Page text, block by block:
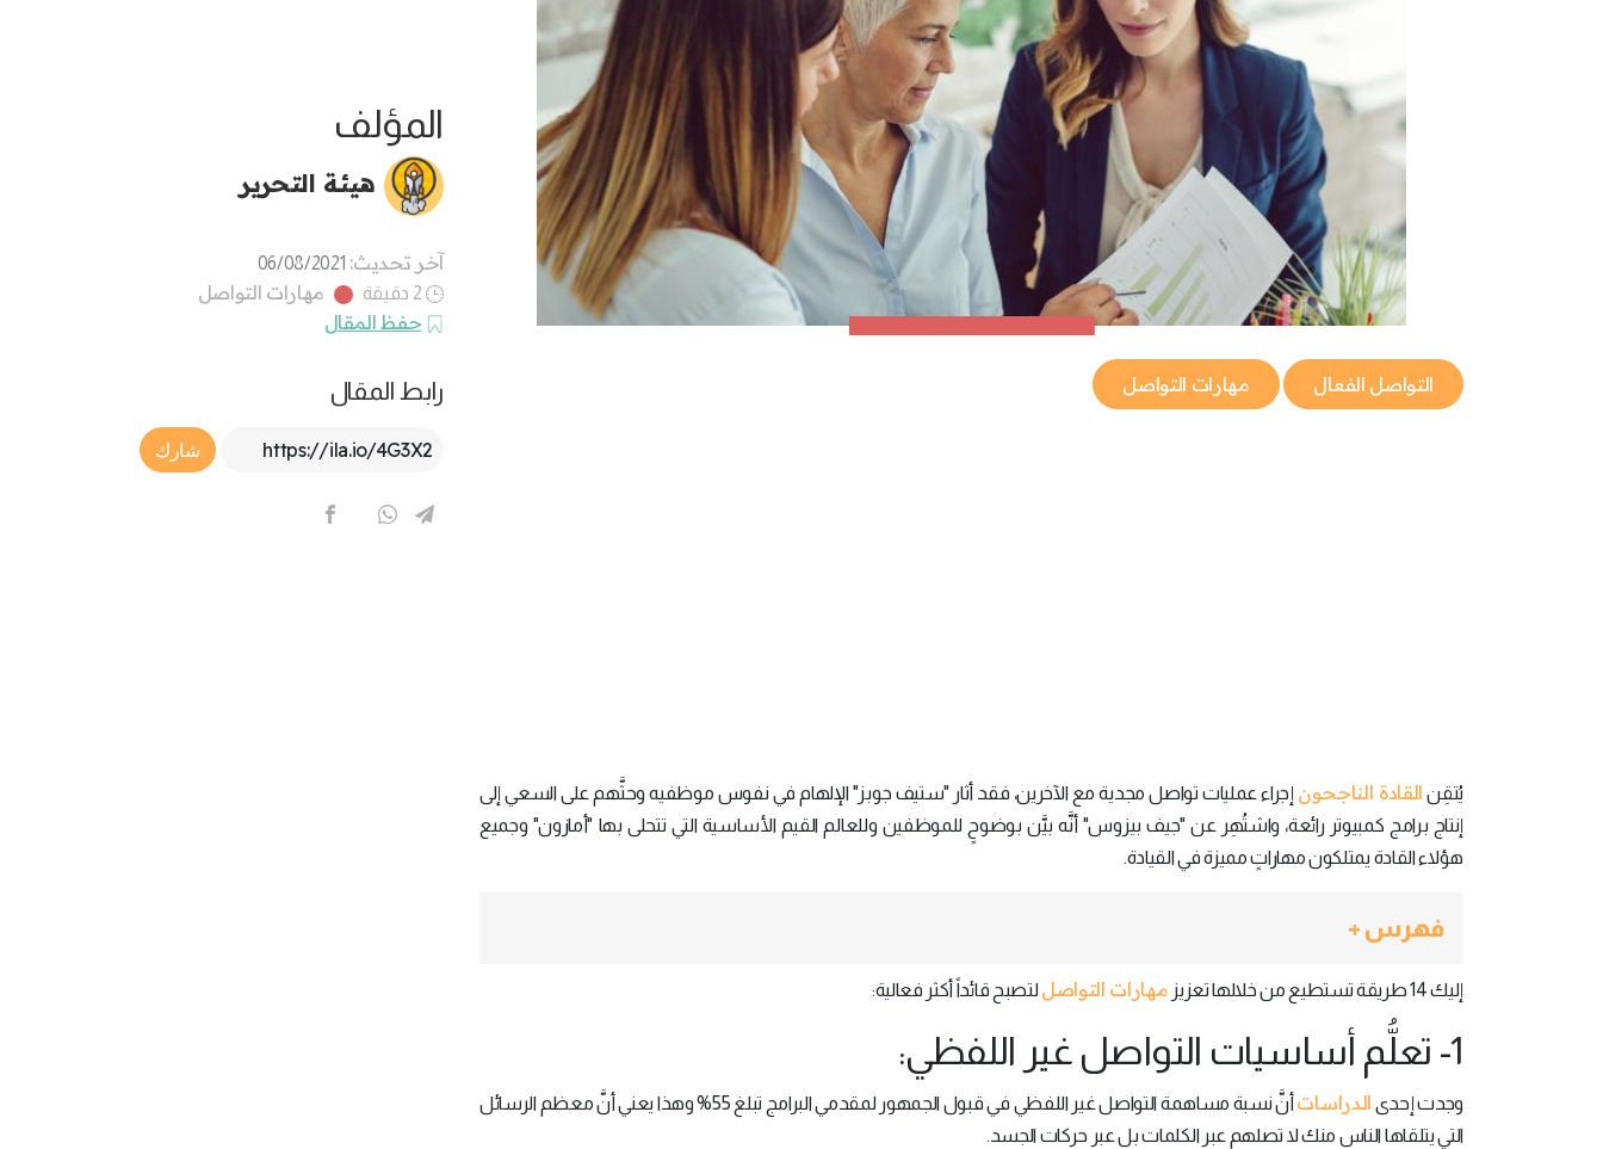
التواصل الفعال مهارات التواصل
يُتقِن القادة الناجحون إجراء عمليات تواصل مجدية مع الآخرين، فقد أثار "ستيف جوبز" الإلهام في نفوس موظفيه وحثَّهم على السعي إلى
إنتاج برامج كمبيوتر رائعة، واشتُهِر عن "جيف بيزوس" أنَّه بيَّن بوضوحٍ للموظفين وللعالم القيم الأساسية التي تتحلى بها "أمازون" وجميع
هؤلاء القادة يمتلكون مهاراتٍ مميزة في القيادة.
المؤلف
هيئة التحرير
آخر تحديث: 06/08/2021
2 دقيقة
مهارات التواصل
حفظ المقال
رابط المقال
Article Link
شارك
فهرس +
إليك 14 طريقة تستطيع من خلالها تعزيز مهارات التواصل لتصبح قائداً أكثر فعالية:
1- تعلُّم أساسيات التواصل غير اللفظي:
وجدت إحدى الدراسات
أنَّ نسبة مساهمة التواصل غير اللفظي في قبول الجمهور لمقدمي البرامج تبلغ 55% وهذا يعني أنَّ معظم الرسائل
التي يتلقاها الناس منك لا تصلهم عبر الكلمات بل عبر حركات الجسد.